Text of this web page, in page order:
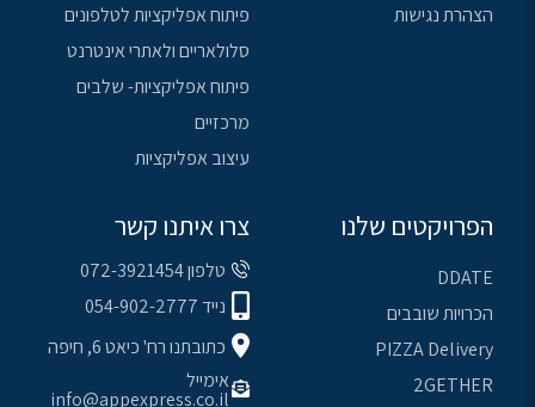
הצהרת נגישות
פיתוח אפליקציות לטלפונים
סלולאריים ולאתרי אינטרנט
פיתוח אפליקציות- שלבים
מרכזיים
עיצוב אפליקציות
הפרויקטים שלנו
DDATE
הכרויות שובבים
PIZZA Delivery
2GETHER
צרו איתנו קשר
טלפון 072-3921454
נייד 054-902-2777
כתובתנו רח' כיאט 6, חיפה
אימייל
info@appexpress.co.il